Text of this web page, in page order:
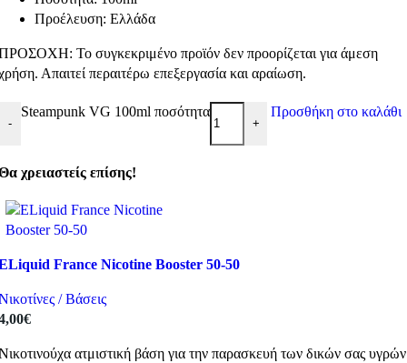
Προέλευση: Ελλάδα
Το συγκεκριμένο προϊόν δεν προορίζεται για άμεση
Απαιτεί περαιτέρω επεξεργασία και αραίωση.
-
Steampunk VG 100ml ποσότητα
+
Προσθήκη στο καλάθι
χρειαστείς επίσης!
France Nicotine Booster 50-50
/ Βάσεις
€
ατμιστική βάση για την παρασκευή των δικών σας υγρών